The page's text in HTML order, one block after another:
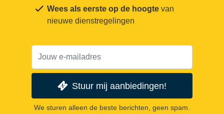
Wees als eerste op de hoogte van
nieuwe dienstregelingen
Stuur mij aanbiedingen!
We sturen alleen de beste berichten, geen spam.